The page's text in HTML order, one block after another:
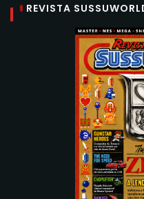
REVISTA